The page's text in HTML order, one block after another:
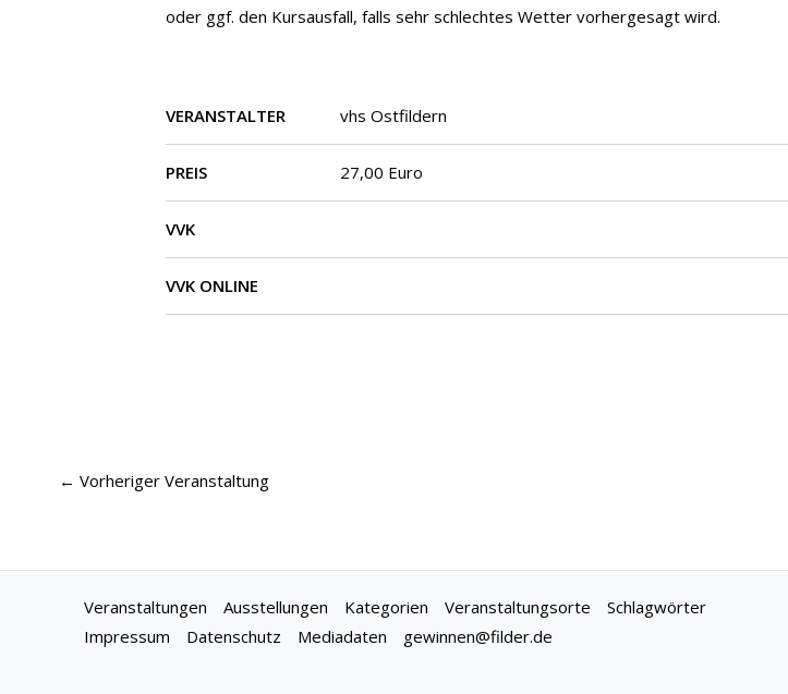
oder ggf. den Kursausfall, falls sehr schlechtes Wetter vorhergesagt wird.
VERANSTALTER vhs Ostfildern
PREIS 27,00 Euro
VVK
VVK ONLINE
← Vorheriger Veranstaltung
Veranstaltungen Ausstellungen Kategorien Veranstaltungsorte
Schlagwörter
Impressum
Datenschutz Mediadaten gewinnen@filder.de